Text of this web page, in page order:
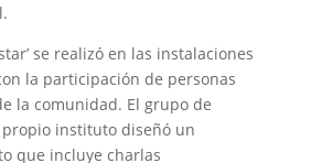
se realizó en las instalaciones
la participación de personas
la comunidad. El grupo de
instituto diseñó un
que incluye charlas